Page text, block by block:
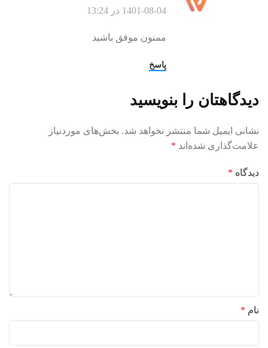
1401-08-04 در 13:24
ممنون موفق باشید
پاسخ
دیدگاهتان را بنویسید
نشانی ایمیل شما منتشر نخواهد شد. بخش‌های موردنیاز
علامت‌گذاری شده‌اند *
دیدگاه *
نام *